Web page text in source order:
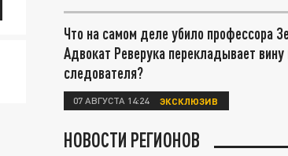
Что на самом деле убило профессора
Адвокат Реверука перекладывает вину
следователя?
07 АВГУСТА 14:24 ЭКСКЛЮЗИВ
НОВОСТИ РЕГИОНОВ